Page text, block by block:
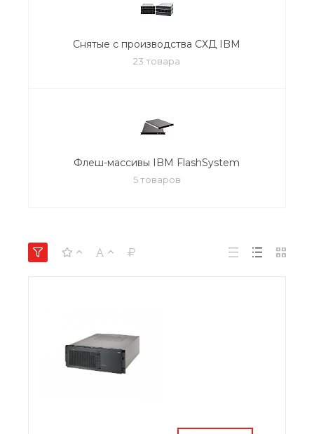
Снятые с производства СХД IBM
23 товара
Флеш-массивы IBM FlashSystem
5 товаров